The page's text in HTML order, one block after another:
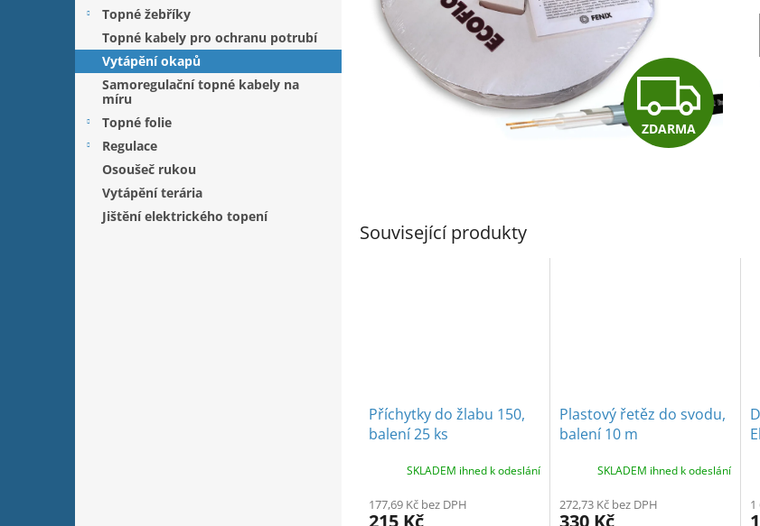
l
Topné žebříky
Topné kabely pro ochranu potrubí
Vytápění okapů
Samoregulační topné kabely na
míru
Topné folie
Regulace
Osoušeč rukou
Vytápění terária
Jištění elektrického topení
Z
D
A
ZDARMA
Související produkty
Příchytky do žlabu 150,
balení 25 ks
SKLADEM ihned k odeslání
177,69 Kč bez DPH
Plastový řetěz do svodu,
balení 10 m
SKLADEM ihned k odeslání
272,73 Kč bez DPH 1